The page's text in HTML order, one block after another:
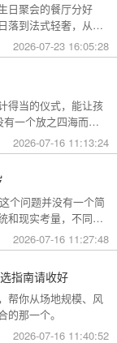
日聚会的餐厅分好
落到法式轻奢，从热
行。
2026-07-23 16:05:28
得当的仪式，能让孩
有一个放之四海而皆
规模灵活调整。下面
要场景的完整流程，
2026-07-16 11:13:24
个问题并没有一个简
和现实考量，不同的
2026-07-16 11:27:48
指南请收好
帮你从场地规模、风
那一个。
2026-07-16 11:40:52